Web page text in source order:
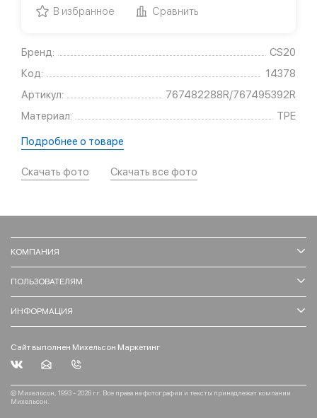
Бренд:
CS20
Код:
14378
Артикул:
767482288R/767495392R
Материал:
TPE
Подробнее о товаре
Скачать фото Скачать все фото
В избранное Сравнить
КОМПАНИЯ
ПОЛЬЗОВАТЕЛЯМ
ИНФОРМАЦИЯ
Сайт выполнен Михельсон Маркетинг
© Михельсон, 1993 - 2026 гг. Все права на фотографии и тексты принадлежат компании
Михельсон.